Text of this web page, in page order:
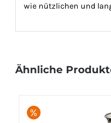
wie nützlichen und
Ähnliche
%